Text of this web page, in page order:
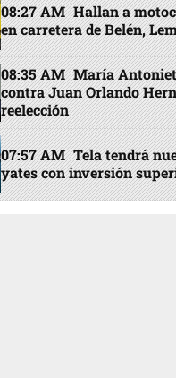
08:27 AM Hallan a
en carretera de Belén,
08:35 AM María
contra Juan Orlando
reelección
07:57 AM Tela tendrá
yates con inversión